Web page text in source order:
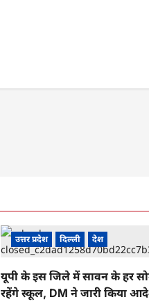
उत्तर प्रदेश दिल्ली देश
यूपी के इस जिले में सावन के हर
रहेंगे स्कूल, DM ने जारी किया